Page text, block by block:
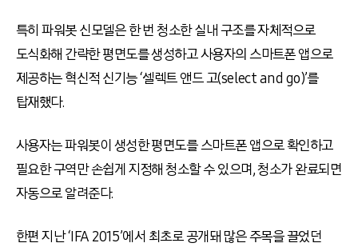
특히 파워봇 신모델은 한 번 청소한 실내 구조를 자체적으로
도식화해 간략한 평면도를 생성하고 사용자의 스마트폰 앱으로
제공하는 혁신적 신기능 ‘셀렉트 앤드 고(select and go)’를
탑재했다.
사용자는 파워봇이 생성한 평면도를 스마트폰 앱으로 확인하고
필요한 구역만 손쉽게 지정해 청소할 수 있으며, 청소가 완료되면
자동으로 알려준다.
한편 지난 ‘IFA 2015’에서 최초로 공개돼 많은 주목을 끌었던